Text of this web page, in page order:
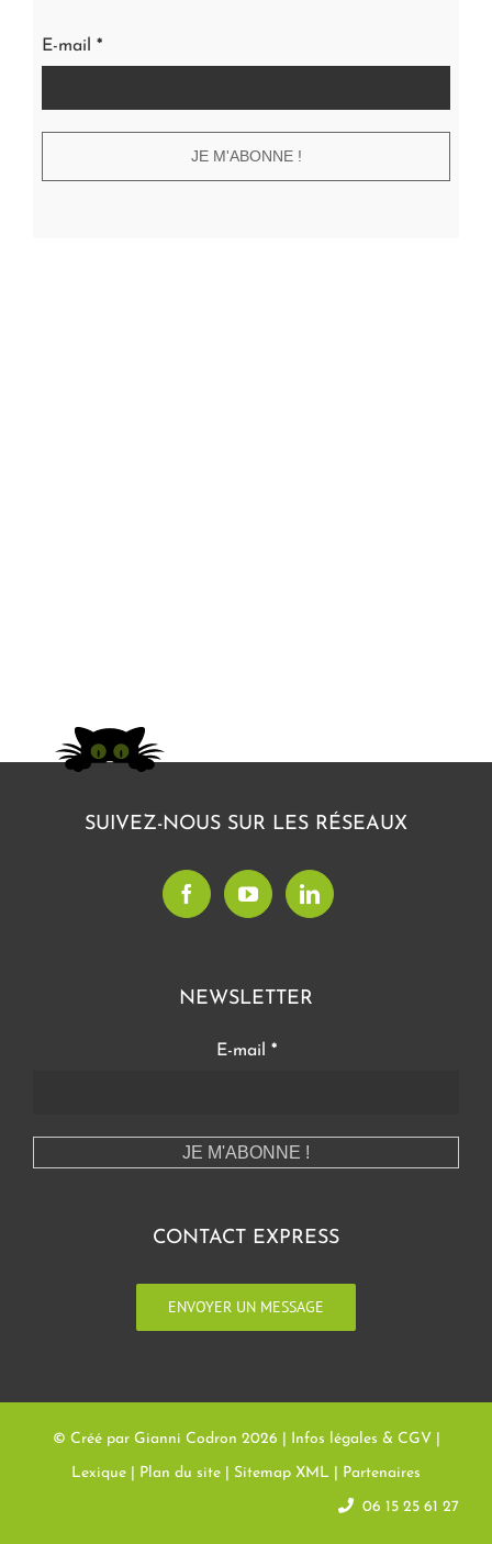
E-mail *
SUIVEZ-NOUS SUR LES RÉSEAUX
NEWSLETTER
E-mail *
CONTACT EXPRESS
ENVOYER UN MESSAGE
© Créé par Gianni Codron 2026 | Infos légales & CGV
Lexique Plan du site Sitemap XML Partenaires
06 15 25 61 27